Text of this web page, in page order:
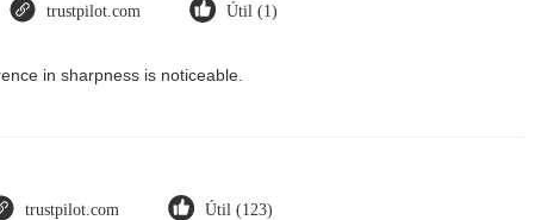
trustpilot.com Útil (1)
in sharpness is noticeable.
trustpilot.com Útil (123)